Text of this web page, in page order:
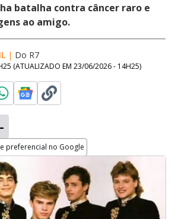
batalha contra câncer raro e
ao amigo.
| Do R7
(ATUALIZADO EM 23/06/2026 - 14H25)
preferencial no Google